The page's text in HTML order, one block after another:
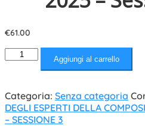
€61.00
Aggiungi al carrello
Categoria: Senza categoria
DEGLI ESPERTI DELLA
– SESSIONE 3